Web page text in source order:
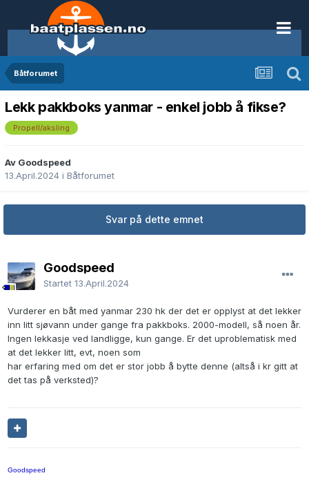
Båtforumet
Lekk pakkboks yanmar - enkel jobb å fikse?
Propell/aksling
Av Goodspeed
13.April.2024 i Båtforumet
Svar på dette emnet
Goodspeed
Startet 13.April.2024
Vurderer en båt med yanmar 230 hk der det er opplyst at det lekker
inn litt sjøvann under gange fra pakkboks. 2000-modell, så noen år.
Ingen lekkasje ved landligge, kun gange. Er det uproblematisk med
at det lekker litt, evt, noen som
har erfaring med om det er stor jobb å bytte denne (altså i kr gitt at
det tas på verksted)?
Goodspeed